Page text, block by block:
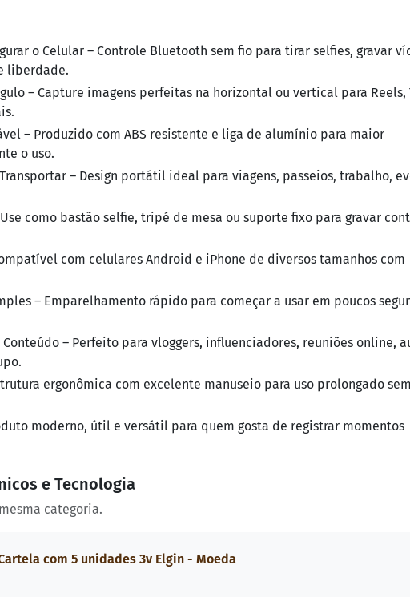
o Celular – Controle Bluetooth sem fio para tirar selfies, gravar
liberdade.
– Capture imagens perfeitas na horizontal ou vertical para Reels,
– Produzido com ABS resistente e liga de alumínio para maior
o uso.
– Design portátil ideal para viagens, passeios, trabalho,
como bastão selfie, tripé de mesa ou suporte fixo para gravar
com celulares Android e iPhone de diversos tamanhos com
– Emparelhamento rápido para começar a usar em poucos
– Perfeito para vloggers, influenciadores, reuniões online,
ergonômica com excelente manuseio para uso prolongado sem
moderno, útil e versátil para quem gosta de registrar momentos
e Tecnologia
categoria.
com 5 unidades 3v Elgin - Moeda